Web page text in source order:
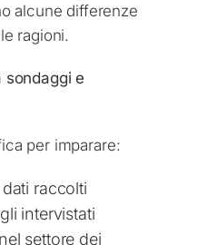
alcune differenze
ragioni.
sondaggi e
per imparare:
raccolti
intervistati
settore dei